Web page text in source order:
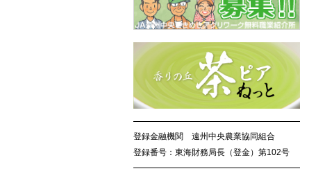
登録金融機関 遠州中央農業協同組合
登録番号：東海財務局長（登金）第102号